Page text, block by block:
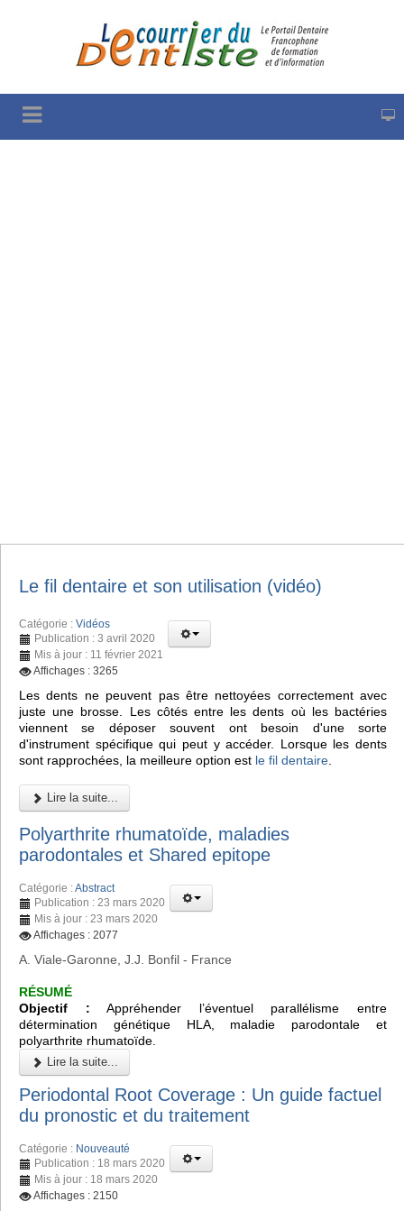
Le fil dentaire et son utilisation (vidéo)
Catégorie : Vidéos
Publication : 3 avril 2020
Mis à jour : 11 février 2021
Affichages : 3265
Les dents ne peuvent pas être nettoyées correctement avec
juste une brosse. Les côtés entre les dents où les bactéries
viennent se déposer souvent ont besoin d'une sorte
d'instrument spécifique qui peut y accéder. Lorsque les dents
sont rapprochées, la meilleure option est le fil dentaire
Lire la suite...
Polyarthrite rhumatoïde, maladies
parodontales et Shared epitope
Catégorie :Abstract
Publication : 23 mars 2020
Mis à jour : 23 mars 2020
Affichages : 2077
A. Viale-Garonne, J.J. Bonfil - France
RÉSUMÉ
Objectif : Appréhender l’éventuel parallélisme entre
détermination génétique HLA, maladie parodontale et
polyarthrite rhumatoïde.
Lire la suite...
Periodontal Root Coverage : Un guide factuel
du pronostic et du traitement
Catégorie : Nouveauté
Publication : 18 mars 2020
Mis à jour : 18 mars 2020
Affichages : 2150